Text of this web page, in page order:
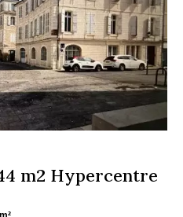
m2 Hypercentre